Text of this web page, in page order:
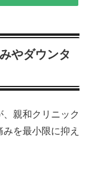
やダウンタ
、親和クリニック
みを最小限に抑え